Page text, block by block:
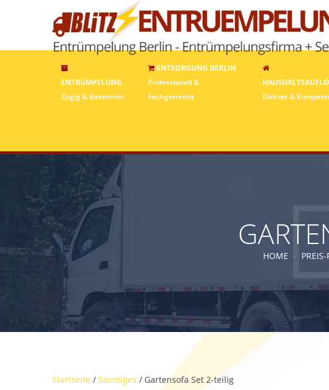
ENTRÜMPELUNG
Zügig & Besenrein
ENTSORGUNG BERLIN
Professionell &
Fachgrerecht
Diskret &
HOME
Startseite / Sonstiges / Gartensofa Set 2-teilig